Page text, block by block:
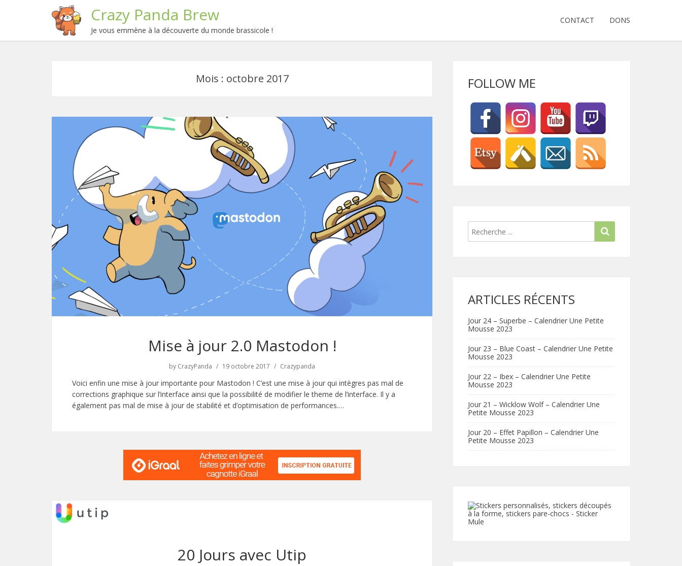
Crazy Panda Brew
Je vous emmène à la découverte du monde brassicole !
CONTACT DONS
Mois : octobre 2017
Mise à jour 2.0 Mastodon !
by CrazyPanda 19 octobre 2017 Crazypanda
Voici enfin une mise à jour importante pour Mastodon ! C’est une mise à jour qui intègres pas mal de
corrections graphique sur l’interface ainsi que la possibilité de modifier le theme de l’interface. Il y a
également pas mal de mise à jour de stabilité et d’optimisation de performances.…
20 Jours avec Utip
FOLLOW ME
ARTICLES RÉCENTS
Jour 24 – Superbe – Calendrier Une Petite
Mousse 2023
Jour 23 – Blue Coast – Calendrier Une Petite
Mousse 2023
Jour 22 – Ibex – Calendrier Une Petite
Mousse 2023
Jour 21 – Wicklow Wolf – Calendrier Une
Petite Mousse 2023
Jour 20 – Effet Papillon – Calendrier Une
Petite Mousse 2023